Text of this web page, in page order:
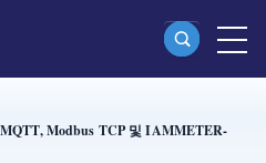
Modbus TCP 및 IAMMETER-